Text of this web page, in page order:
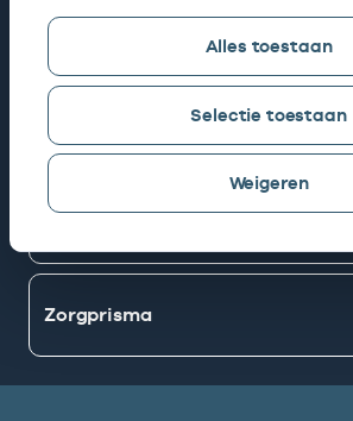
Alles toestaan
Selectie toestaan
Weigeren
Mijn Vektis
Zorgprisma